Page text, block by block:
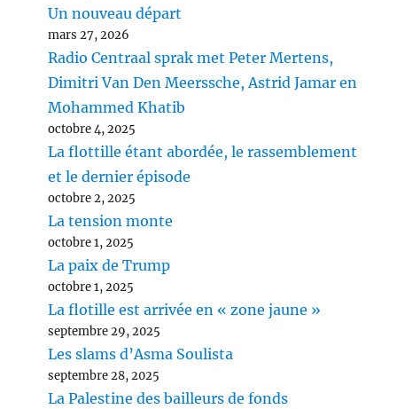
Un nouveau départ
mars 27, 2026
Radio Centraal sprak met Peter Mertens,
Dimitri Van Den Meerssche, Astrid Jamar en
Mohammed Khatib
octobre 4, 2025
La flottille étant abordée, le rassemblement
et le dernier épisode
octobre 2, 2025
La tension monte
octobre 1, 2025
La paix de Trump
octobre 1, 2025
La flotille est arrivée en « zone jaune »
septembre 29, 2025
Les slams d’Asma Soulista
septembre 28, 2025
La Palestine des bailleurs de fonds